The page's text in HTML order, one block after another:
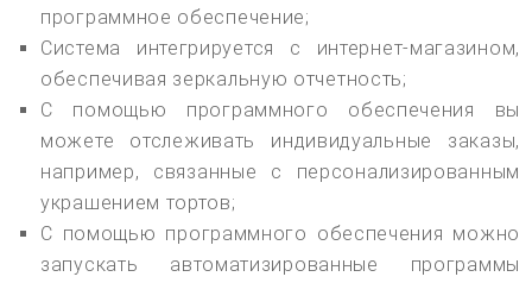
программное обеспечение;
Система интегрируется с интернет-магазином,
обеспечивая зеркальную отчетность;
С помощью программного обеспечения вы
можете отслеживать индивидуальные заказы,
например, связанные с персонализированным
украшением тортов;
С помощью программного обеспечения можно
запускать автоматизированные программы